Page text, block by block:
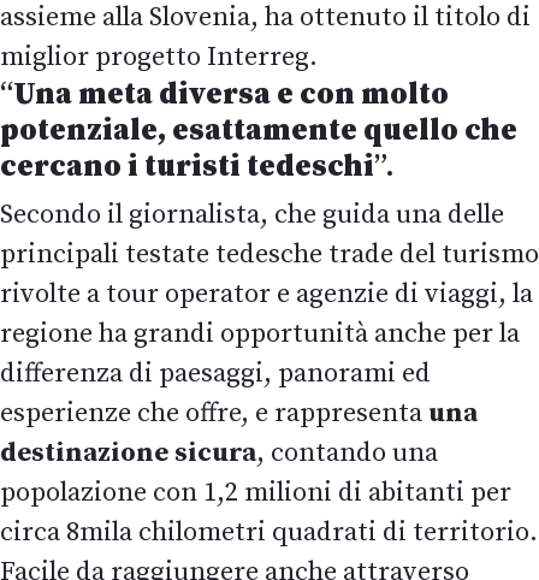
assieme alla Slovenia, ha ottenuto il titolo di
miglior progetto Interreg.
“Una meta diversa e con molto
potenziale, esattamente quello che
cercano i turisti tedeschi”.
Secondo il giornalista, che guida una delle
principali testate tedesche trade del turismo
rivolte a tour operator e agenzie di viaggi, la
regione ha grandi opportunità anche per la
differenza di paesaggi, panorami ed
esperienze che offre, e rappresentauna
destinazione sicura, contando una
popolazione con 1,2 milioni di abitanti per
circa 8mila chilometri quadrati di territorio.
Facile da raggiungere anche attraverso